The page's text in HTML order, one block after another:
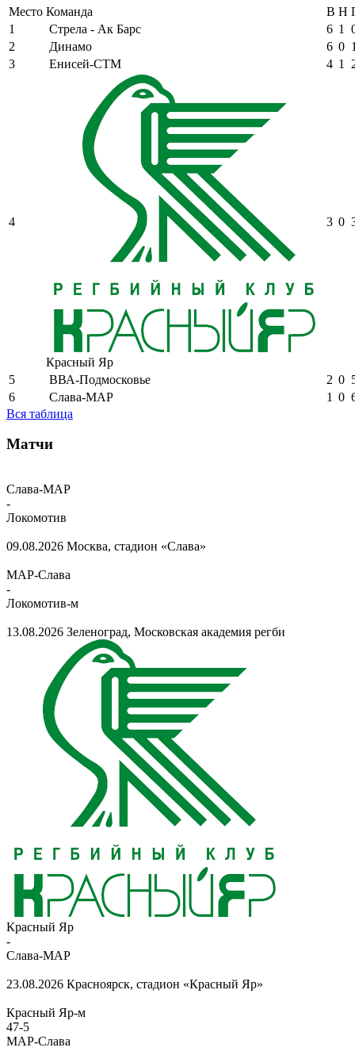
Место Команда В Н
1
Стрела - Ак Барс 6 1
2
Динамо 6 0
3
Енисей-СТМ 4 1
4
Красный Яр
3 0
5 ВВА-Подмосковье 2 0
6
Слава-МАР 1 0
Вся таблица
Матчи
Слава-МАР
-
Локомотив
09.08.2026 Москва, стадион «Слава»
МАР-Слава
-
Локомотив-м
13.08.2026 Зеленоград, Московская академия регби
Красный Яр
-
Слава-МАР
23.08.2026 Красноярск, стадион «Красный Яр»
Красный Яр-м
47-5
МАР-Слава